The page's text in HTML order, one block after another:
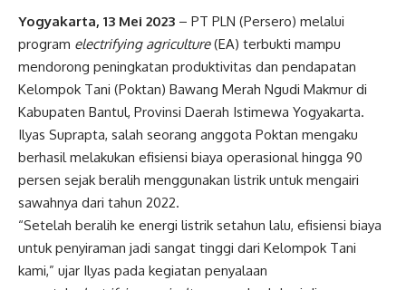
Yogyakarta, 13 Mei 2023 – PT PLN (Persero) melalui
program electrifying agriculture(EA) terbukti mampu
mendorong peningkatan produktivitas dan pendapatan
Kelompok Tani (Poktan) Bawang Merah Ngudi Makmur di
Kabupaten Bantul, Provinsi Daerah Istimewa Yogyakarta.
Ilyas Suprapta, salah seorang anggota Poktan mengaku
berhasil melakukan efisiensi biaya operasional hingga 90
persen sejak beralih menggunakan listrik untuk mengairi
sawahnya dari tahun 2022.
“Setelah beralih ke energi listrik setahun lalu, efisiensi biaya
untuk penyiraman jadi sangat tinggi dari Kelompok Tani
kami,” ujar Ilyas pada kegiatan penyalaan